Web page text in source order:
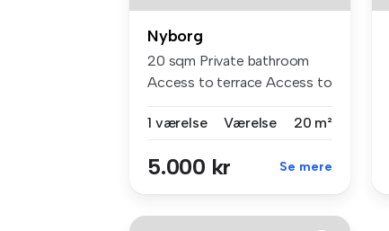
Nyborg
20 sqm Private bathroom
Access to terrace Access to
1 værelse
Værelse 20 m²
5.000 kr Se mere